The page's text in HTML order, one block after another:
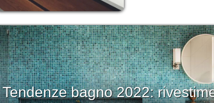
Tendenze bagno 2022: